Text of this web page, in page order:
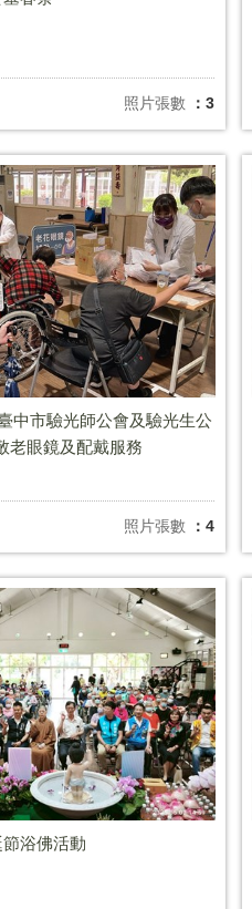
照片張數 ：3
中市驗光師公會及驗光生公
老眼鏡及配戴服務
照片張數 ：4
浴佛活動